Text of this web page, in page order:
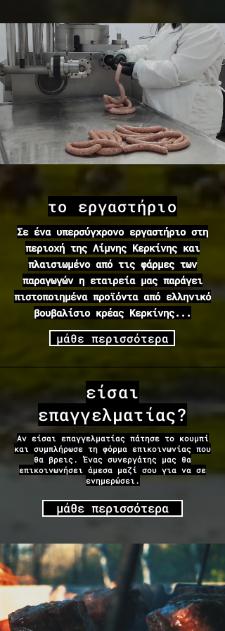
το εργαστήριο
Σε ένα υπερσύγχρονο εργαστήριο στη
περιοχή της Λίμνης Κερκίνης και
πλαισιωμένο από τις φάρμες των
παραγωγών η εταιρεία μας παράγει
πιστοποιημένα προϊόντα από ελληνικό
βουβαλίσιο κρέας Κερκίνης...
μάθε περισσότερα
είσαι
επαγγελματίας?
Αν είσαι επαγγελματίας πάτησε το κουμπί
και συμπλήρωσε τη φόρμα επικοινωνίας που
θα βρεις. Ένας συνεργάτης μας θα
επικοινωνήσει άμεσα μαζί σου για να σε
ενημερώσει.
μάθε περισσότερα